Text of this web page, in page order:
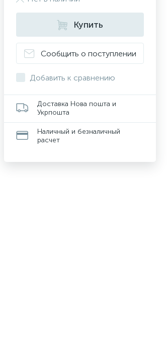
Купить
Сообщить о поступлении
Добавить к сравнению
Доставка Нова пошта и
Укрпошта
Наличный и безналичный
расчет